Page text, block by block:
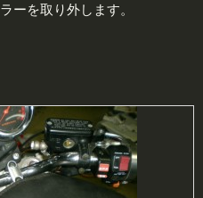
ーを取り外します。